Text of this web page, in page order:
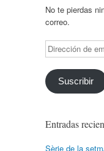
No te pierdas
correo.
Dirección
de
email
Suscribir
Entradas
Sèrie de la